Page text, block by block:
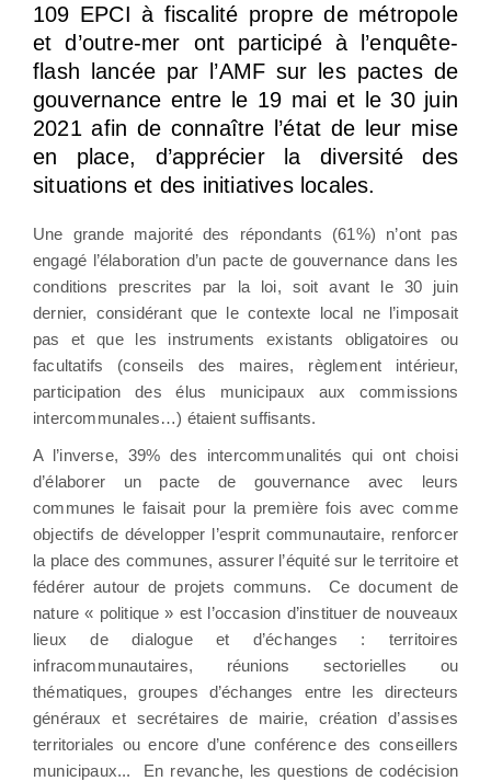
109 EPCI à fiscalité propre de métropole
et d’outre-mer ont participé à l’enquête-
flash lancée par l’AMF sur les pactes de
gouvernance entre le 19 mai et le 30 juin
2021 afin de connaître l’état de leur mise
en place, d’apprécier la diversité des
situations et des initiatives locales.
Une grande majorité des répondants (61%) n’ont pas
engagé l’élaboration d’un pacte de gouvernance dans les
conditions prescrites par la loi, soit avant le 30 juin
dernier, considérant que le contexte local ne l’imposait
pas et que les instruments existants obligatoires ou
facultatifs (conseils des maires, règlement intérieur,
participation des élus municipaux aux commissions
intercommunales…) étaient suffisants.
A l’inverse, 39% des intercommunalités qui ont choisi
d’élaborer un pacte de gouvernance avec leurs
communes le faisait pour la première fois avec comme
objectifs de développer l’esprit communautaire, renforcer
la place des communes, assurer l’équité sur le territoire et
fédérer autour de projets communs. Ce document de
nature « politique » est l’occasion d’instituer de nouveaux
lieux de dialogue et d’échanges : territoires
infracommunautaires, réunions sectorielles ou
thématiques, groupes d’échanges entre les directeurs
généraux et secrétaires de mairie, création d’assises
territoriales ou encore d’une conférence des conseillers
municipaux... En revanche, les questions de codécision